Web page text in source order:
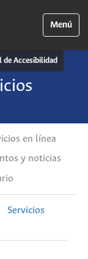
Menú
de Accesibilidad
en línea
y noticias
Servicios